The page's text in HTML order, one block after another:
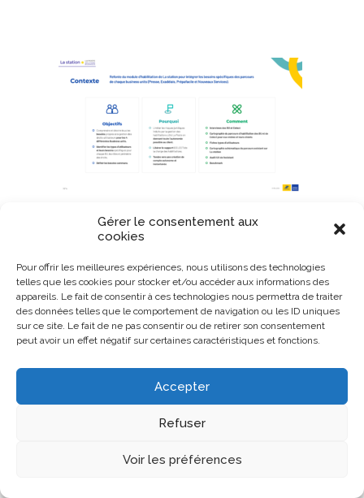
Gérer le consentement aux
cookies
Pour offrir les meilleures expériences, nous utilisons des technologies
telles que les cookies pour stocker et/ou accéder aux informations des
appareils. Le fait de consentir à ces technologies nous permettra de traiter
des données telles que le comportement de navigation ou les ID uniques
sur ce site. Le fait de ne pas consentir ou de retirer son consentement
peut avoir un effet négatif sur certaines caractéristiques et fonctions.
Accepter
Refuser
Voir les préférences